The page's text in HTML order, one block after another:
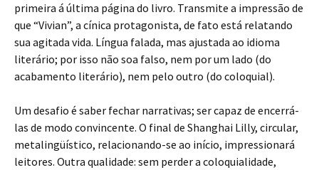
primeira á última página do livro. Transmite a impressão de
que “Vivian”, a cínica protagonista, de fato está relatando
sua agitada vida. Língua falada, mas ajustada ao idioma
literário; por isso não soa falso, nem por um lado (do
acabamento literário), nem pelo outro (do coloquial).
Um desafio é saber fechar narrativas; ser capaz de encerrá-
las de modo convincente. O final de Shanghai Lilly, circular,
metalingüístico, relacionando-se ao início, impressionará
leitores. Outra qualidade: sem perder a coloquialidade,